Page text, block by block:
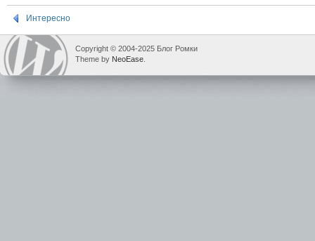
Интересно
Copyright © 2004-2025 Блог Ромки
Theme by NeoEase